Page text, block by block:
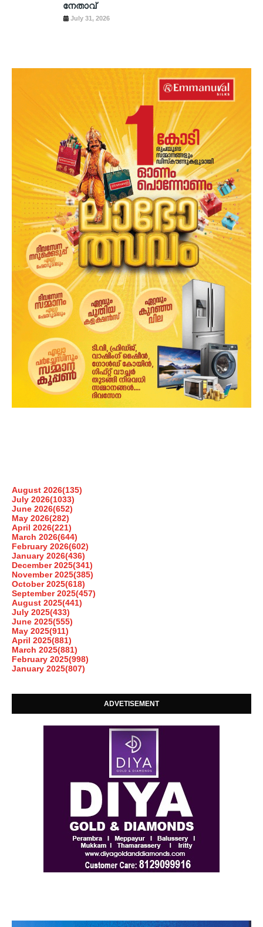
നേതാവ്
July 31, 2026
August 2026(135)
July 2026(1033)
June 2026(652)
May 2026(282)
April 2026(221)
March 2026(644)
February 2026(602)
January 2026(436)
December 2025(341)
November 2025(385)
October 2025(618)
September 2025(457)
August 2025(441)
July 2025(433)
June 2025(555)
May 2025(911)
April 2025(881)
March 2025(881)
February 2025(998)
January 2025(807)
ADVETISEMENT